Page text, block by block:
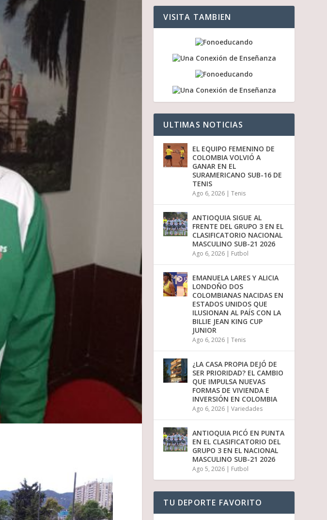
r
a
p
a
e
a
d
i
s
i
u
r
e
l
u
m
e
n
.
VISITA TAMBIEN
ULTIMAS NOTICIAS
EL EQUIPO FEMENINO DE
COLOMBIA VOLVIÓ A
GANAR EN EL
SURAMERICANO SUB-16 DE
TENIS
Ago 6, 2026 |Tenis
ANTIOQUIA SIGUE AL
FRENTE DEL GRUPO 3 EN EL
CLASIFICATORIO NACIONAL
MASCULINO SUB-21 2026
Ago 6, 2026 | Futbol
EMANUELA LARES Y ALICIA
LONDOÑO DOS
COLOMBIANAS NACIDAS EN
ESTADOS UNIDOS QUE
ILUSIONAN AL PAÍS CON LA
BILLIE JEAN KING CUP
JUNIOR
Ago 6, 2026 |Tenis
¿LA CASA PROPIA DEJÓ DE
SER PRIORIDAD? EL CAMBIO
QUE IMPULSA NUEVAS
FORMAS DE VIVIENDA E
INVERSIÓN EN COLOMBIA
Ago 6, 2026 |Variedades
ANTIOQUIA PICÓ EN PUNTA
EN EL CLASIFICATORIO DEL
GRUPO 3 EN EL NACIONAL
MASCULINO SUB-21 2026
Ago 5, 2026 | Futbol
TU DEPORTE FAVORITO